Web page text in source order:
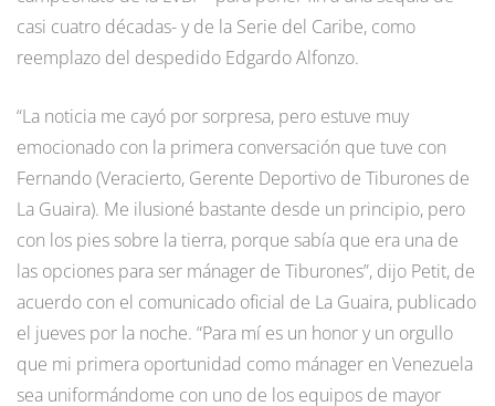
casi cuatro décadas- y de la Serie del Caribe, como
reemplazo del despedido Edgardo Alfonzo.
“La noticia me cayó por sorpresa, pero estuve muy
emocionado con la primera conversación que tuve con
Fernando (Veracierto, Gerente Deportivo de Tiburones de
La Guaira). Me ilusioné bastante desde un principio, pero
con los pies sobre la tierra, porque sabía que era una de
las opciones para ser mánager de Tiburones”, dijo Petit, de
acuerdo con el comunicado oficial de La Guaira, publicado
el jueves por la noche. “Para mí es un honor y un orgullo
que mi primera oportunidad como mánager en Venezuela
sea uniformándome con uno de los equipos de mayor